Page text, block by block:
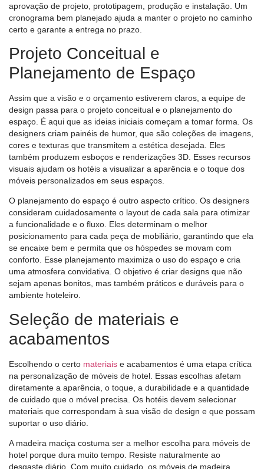
aprovação de projeto, prototipagem, produção e instalação. Um
cronograma bem planejado ajuda a manter o projeto no caminho
certo e garante a entrega no prazo.
Projeto Conceitual e
Planejamento de Espaço
Assim que a visão e o orçamento estiverem claros, a equipe de
design passa para o projeto conceitual e o planejamento do
espaço. É aqui que as ideias iniciais começam a tomar forma. Os
designers criam painéis de humor, que são coleções de imagens,
cores e texturas que transmitem a estética desejada. Eles
também produzem esboços e renderizações 3D. Esses recursos
visuais ajudam os hotéis a visualizar a aparência e o toque dos
móveis personalizados em seus espaços.
O planejamento do espaço é outro aspecto crítico. Os designers
consideram cuidadosamente o layout de cada sala para otimizar
a funcionalidade e o fluxo. Eles determinam o melhor
posicionamento para cada peça de mobiliário, garantindo que ela
se encaixe bem e permita que os hóspedes se movam com
conforto. Esse planejamento maximiza o uso do espaço e cria
uma atmosfera convidativa. O objetivo é criar designs que não
sejam apenas bonitos, mas também práticos e duráveis ​​para o
ambiente hoteleiro.
Seleção de materiais e
acabamentos
Escolhendo o certo materiais e acabamentos é uma etapa crítica
na personalização de móveis de hotel. Essas escolhas afetam
diretamente a aparência, o toque, a durabilidade e a quantidade
de cuidado que o móvel precisa. Os hotéis devem selecionar
materiais que correspondam à sua visão de design e que possam
suportar o uso diário.
A madeira maciça costuma ser a melhor escolha para móveis de
hotel porque dura muito tempo. Resiste naturalmente ao
desgaste diário. Com muito cuidado, os móveis de madeira